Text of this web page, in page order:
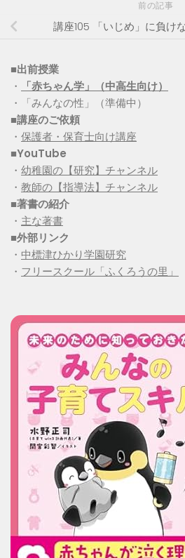
前の記事
講座105 「いじめ」に負け
■出前授業
・
「赤ちゃん学」（中高生向け）
・「みんなの性」（準備中）
■講座のご依頼
・ 保護者・保育士向け講座
■YouTube
・ 幼稚園の【研究】チャンネル
・ 教師の【指導法】チャンネル
■著書の紹介
・ 主な著書
■外部リンク
・ 中標津ひかり学園研究
・ フリースクール「ふくろうの里」